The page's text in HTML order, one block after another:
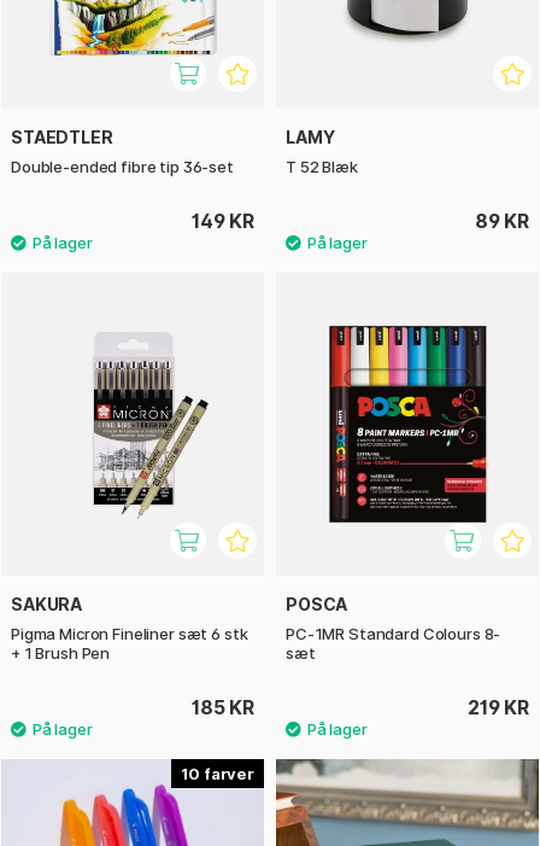
STAEDTLER
Double-ended fibre tip 36-set
149 KR
LAMY
T 52 Blæk
89 KR
SAKURA
Pigma Micron Fineliner sæt 6 stk
+ 1 Brush Pen
185 KR
POSCA
PC-1MR Standard Colours 8-
sæt
219 KR
10